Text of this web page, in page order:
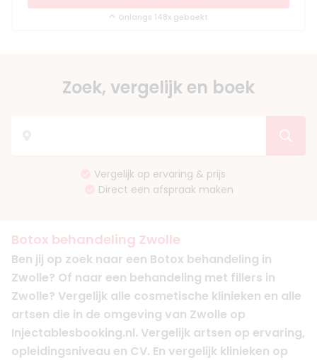
Onlangs 148x geboekt
Zoek, vergelijk en boek
Vergelijk op ervaring & prijs
Direct een afspraak maken
Botox behandeling Zwolle
Ben jij op zoek naar een Botox behandeling in
Zwolle? Of naar een behandeling met fillers in
Zwolle? Vergelijk alle cosmetische klinieken en alle
artsen die in de omgeving van Zwolle op
Injectablesbooking.nl. Vergelijk artsen op ervaring,
opleidingsniveau en CV. En vergelijk klinieken op